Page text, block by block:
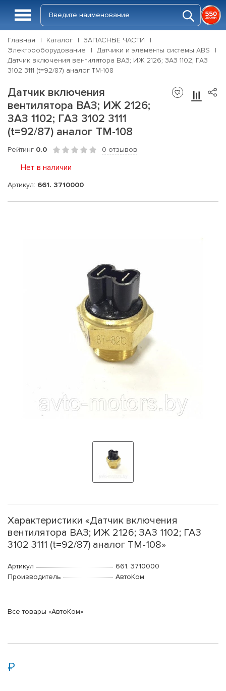
Главная Каталог
ЗАПАСНЫЕ ЧАСТИ
Электрооборудование
Датчики и элементы системы ABS
Датчик включения вентилятора ВАЗ; ИЖ 2126; ЗАЗ 1102; ГАЗ
3102 3111 (t=92/87) аналог ТМ-108
Датчик включения
вентилятора ВАЗ; ИЖ 2126;
ЗАЗ 1102; ГАЗ 3102 3111
(t=92/87) аналог ТМ-108
Рейтинг 0.0 0 отзывов
Нет в наличии
Артикул: 661. 3710000
Характеристики «Датчик включения
вентилятора ВАЗ; ИЖ 2126; ЗАЗ 1102; ГАЗ
3102 3111 (t=92/87) аналог ТМ-108»
Артикул
661. 3710000
Производитель
АвтоКом
Все товары «АвтоКом»